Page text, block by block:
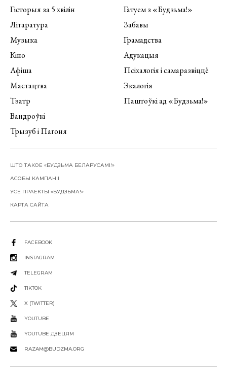
Гісторыя за 5 хвілін
Літаратура
Музыка
Кіно
Афіша
Мастацтва
Тэатр
Вандроўкі
Трызуб і Пагоня
Гатуем з «Будзьма!»
Забавы
Грамадства
Адукацыя
Псіхалогія і самаразвіццё
Экалогія
Паштоўкі ад «Будзьма!»
ШТО ТАКОЕ «БУДЗЬМА БЕЛАРУСАМІ!»
АСОБЫ КАМПАНІІ
УСЕ ПРАЕКТЫ «БУДЗЬМА!»
КАРТА САЙТА
FACEBOOK
INSTAGRAM
TELEGRAM
TIKTOK
X (TWITTER)
YOUTUBE
YOUTUBE ДЗЕЦЯМ
RAZAM@BUDZMA.ORG